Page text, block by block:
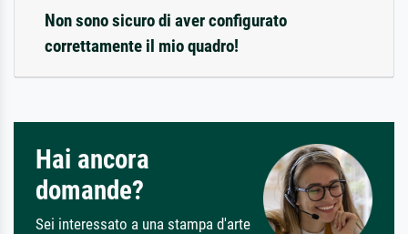
Non sono sicuro di aver configurato
correttamente il mio quadro!
Hai ancora
domande?
Sei interessato a una stampa d'arte